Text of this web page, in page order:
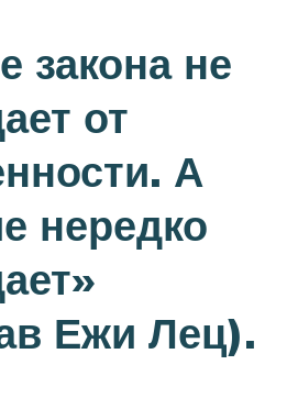
закона не
от
А
нередко
Ежи Лец).